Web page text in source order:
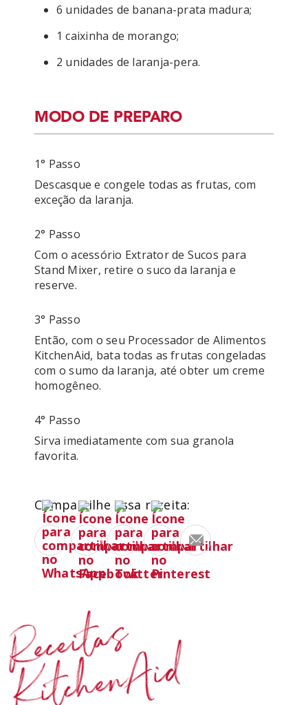
6 unidades de banana-prata madura;
1 caixinha de morango;
2 unidades de laranja-pera.
MODO DE PREPARO
1° Passo
Descasque e congele todas as frutas, com
exceção da laranja.
2° Passo
Com o acessório Extrator de Sucos para
Stand Mixer, retire o suco da laranja e
reserve.
3° Passo
Então, com o seu Processador de Alimentos
KitchenAid, bata todas as frutas congeladas
com o sumo da laranja, até obter um creme
homogêneo.
4° Passo
Sirva imediatamente com sua granola
favorita.
Compartilhe essa receita:
Receitas